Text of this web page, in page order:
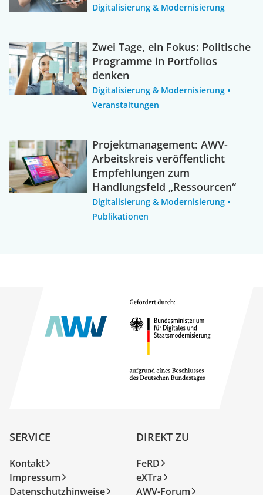
Digitalisierung & Modernisierung
Zwei Tage, ein Fokus: Politische
Programme in Portfolios
denken
Digitalisierung & Modernisierung
Veranstaltungen
Projektmanagement: AWV-
Arbeitskreis veröffentlicht
Empfehlungen zum
Handlungsfeld „Ressourcen“
Digitalisierung & Modernisierung
Publikationen
SERVICE
Kontakt
Impressum
Datenschutzhinweise
DIREKT ZU
FeRD
eXTra
AWV-Forum